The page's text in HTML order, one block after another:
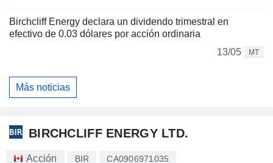
Birchcliff Energy declara un dividendo trimestral en
efectivo de 0.03 dólares por acción ordinaria
13/05
MT
Más noticias
BIRCHCLIFF ENERGY LTD.
Acción BIR CA0906971035